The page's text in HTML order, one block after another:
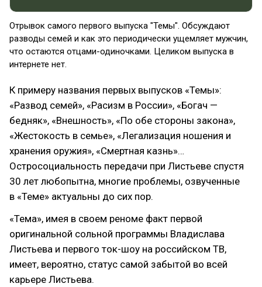
Отрывок самого первого выпуска "Темы". Обсуждают
разводы семей и как это периодически ущемляет мужчин,
что остаются отцами-одиночками. Целиком выпуска в
интернете нет.
К примеру названия первых выпусков «Темы»:
«Развод семей», «Расизм в России», «Богач —
бедняк», «Внешность», «По обе стороны закона»,
«Жестокость в семье», «Легализация ношения и
хранения оружия», «Смертная казнь»…
Остросоциальность передачи при Листьеве спустя
30 лет любопытна, многие проблемы, озвученные
в «Теме» актуальны до сих пор.
«Тема», имея в своем реноме факт первой
оригинальной сольной программы Владислава
Листьева и первого ток-шоу на российском ТВ,
имеет, вероятно, статус самой забытой во всей
карьере Листьева.